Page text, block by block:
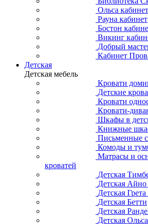
Ольса кабинет
Рауна кабинет
Бостон
Викинг
Добрый
Кабинет
Детская
Детская мебель
Кровати
Детские
Кровати
Кровати-
Шкафы в
Книжные
Письменные
Комоды и
Матрасы и
кроватей
Детская
Детская
Детская
Детская Бетти
Детская
Детская